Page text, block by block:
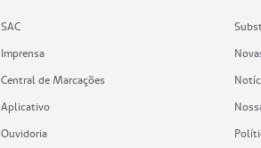
SAC
Imprensa
Central de Marcações
Aplicativo
Ouvidoria